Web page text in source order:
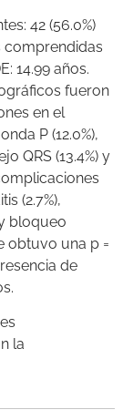
42 (56.0%)
comprendidas
14.99 años.
fueron
en el
P (12.0%),
QRS (13.4%) y
(2.7%),
bloqueo
obtuvo una p =
de
la